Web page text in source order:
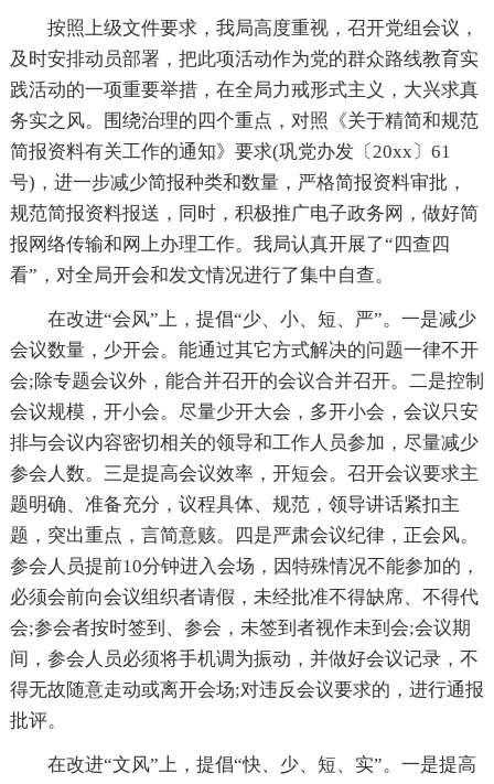
按照上级文件要求，我局高度重视，召开党组会议，
及时安排动员部署，把此项活动作为党的群众路线教育实
践活动的一项重要举措，在全局力戒形式主义，大兴求真
务实之风。围绕治理的四个重点，对照《关于精简和规范
简报资料有关工作的通知》要求(巩党办发〔20xx〕61
号)，进一步减少简报种类和数量，严格简报资料审批，
规范简报资料报送，同时，积极推广电子政务网，做好简
报网络传输和网上办理工作。我局认真开展了“四查四
看”，对全局开会和发文情况进行了集中自查。
在改进“会风”上，提倡“少、小、短、严”。一是减少
会议数量，少开会。能通过其它方式解决的问题一律不开
会;除专题会议外，能合并召开的会议合并召开。二是控制
会议规模，开小会。尽量少开大会，多开小会，会议只安
排与会议内容密切相关的领导和工作人员参加，尽量减少
参会人数。三是提高会议效率，开短会。召开会议要求主
题明确、准备充分，议程具体、规范，领导讲话紧扣主
题，突出重点，言简意赅。四是严肃会议纪律，正会风。
参会人员提前10分钟进入会场，因特殊情况不能参加的，
必须会前向会议组织者请假，未经批准不得缺席、不得代
会;参会者按时签到、参会，未签到者视作未到会;会议期
间，参会人员必须将手机调为振动，并做好会议记录，不
得无故随意走动或离开会场;对违反会议要求的，进行通报
批评。
在改进“文风”上，提倡“快、少、短、实”。一是提高